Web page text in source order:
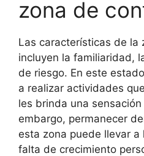
zona de
Las características de la
incluyen la familiaridad,
de riesgo. En este
a realizar actividades
les brinda una
embargo, permanecer
esta zona puede llevar a
falta de crecimiento